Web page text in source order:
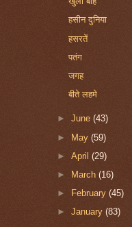
हसीन दुनिया
हसरतें
पतंग
जगह
बीते लहमे
►June(43)
► May(59)
►April(29)
►
March(16)
►
February(45)
►January(83)